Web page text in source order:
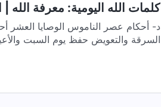
كلمات الله اليومية: معرفة الله |
د- أحكام عصر الناموس الوصايا العشر
السرقة والتعويض حفظ يوم السبت